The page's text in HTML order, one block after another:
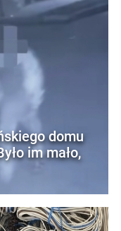
domu
im mało,